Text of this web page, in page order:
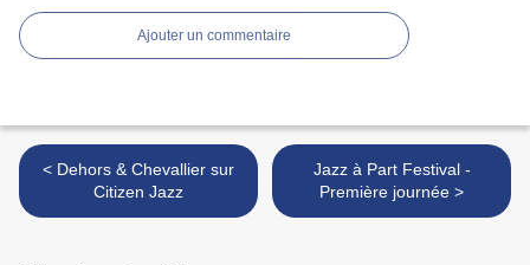
Ajouter un commentaire
< Dehors & Chevallier sur
Citizen Jazz
Jazz à Part Festival -
Première journée >